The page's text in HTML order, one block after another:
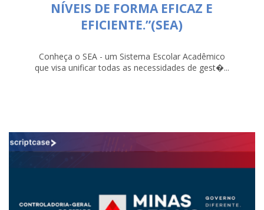
NÍVEIS DE FORMA EFICAZ E
EFICIENTE.”(SEA)
Conheça o SEA - um Sistema Escolar Acadêmico
que visa unificar todas as necessidades de gest�...